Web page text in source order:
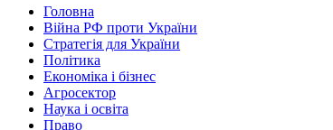
Головна
Війна РФ проти України
Стратегія для України
Політика
Економіка і бізнес
Агросектор
Наука і освіта
Право